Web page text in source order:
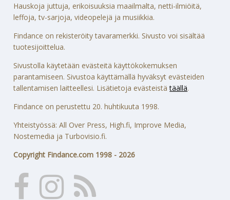
Hauskoja juttuja, erikoisuuksia maailmalta, netti-ilmiöitä,
leffoja, tv-sarjoja, videopelejä ja musiikkia.
Findance on rekisteröity tavaramerkki. Sivusto voi sisältää
tuotesijoittelua.
Sivustolla käytetään evästeitä käyttökokemuksen
parantamiseen. Sivustoa käyttämällä hyväksyt evästeiden
tallentamisen laitteellesi. Lisätietoja evästeistätäällä.
Findance on perustettu 20. huhtikuuta 1998.
Yhteistyössä: All Over Press, High.fi, Improve Media,
Nostemedia ja Turbovisio.fi.
Copyright Findance.com 1998 - 2026